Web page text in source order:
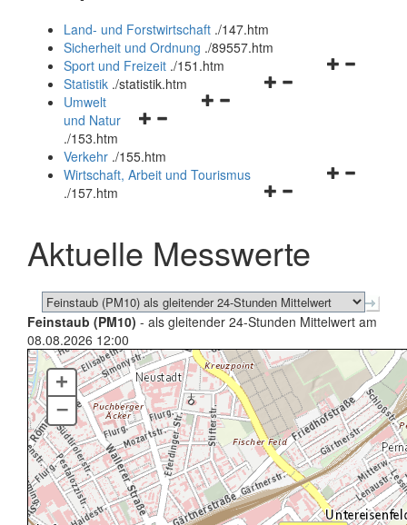
und
schließen
Land- und Forstwirtschaft ./147.htm
Sicherheit und Ordnung ./89557.htm
Navigationsmenü
Sport und Freizeit ./151.htm
Navigationsmenü
Statistik ./statistik.htm
Navigationsmenü
und
schließen
Umwelt
und Natur
./153.htm
Verkehr ./155.htm
Navigationsmenü
schließen
Wirtschaft, Arbeit und Tourismus
./157.htm
Aktuelle Messwerte
Feinstaub (PM10) - als gleitender 24-Stunden Mittelwert am
08.08.2026 12:00
+
–